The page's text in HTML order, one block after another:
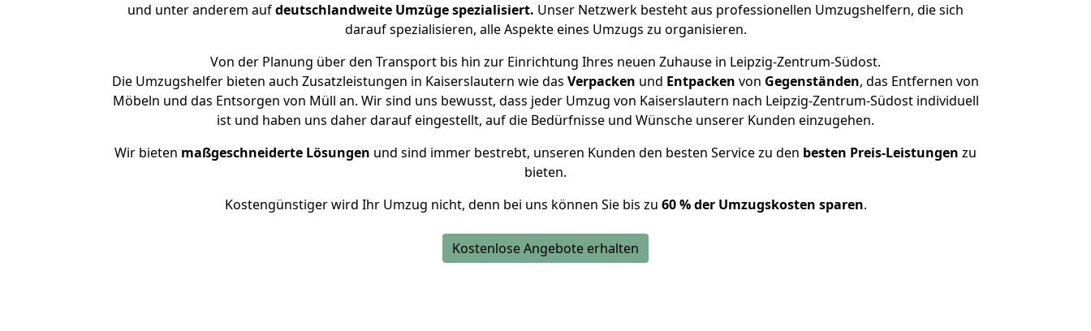
und unter anderem aufdeutschlandweite Umzüge spezialisiert. Unser Netzwerk besteht aus professionellen Umzugshelfern, die sich
darauf spezialisieren, alle Aspekte eines Umzugs zu organisieren.
Von der Planung über den Transport bis hin zur Einrichtung Ihres neuen Zuhause in Leipzig-Zentrum-Südost.
Die Umzugshelfer bieten auch Zusatzleistungen in Kaiserslautern wie das Verpacken und Entpacken von Gegenständen, das Entfernen von
Möbeln und das Entsorgen von Müll an. Wir sind uns bewusst, dass jeder Umzug von Kaiserslautern nach Leipzig-Zentrum-Südost individuell
ist und haben uns daher darauf eingestellt, auf die Bedürfnisse und Wünsche unserer Kunden einzugehen.
Wir bieten maßgeschneiderte Lösungen und sind immer bestrebt, unseren Kunden den besten Service zu den besten Preis-Leistungen zu
bieten.
Kostengünstiger wird Ihr Umzug nicht, denn bei uns können Sie bis zu 60 % der Umzugskosten sparen.
Kostenlose Angebote erhalten